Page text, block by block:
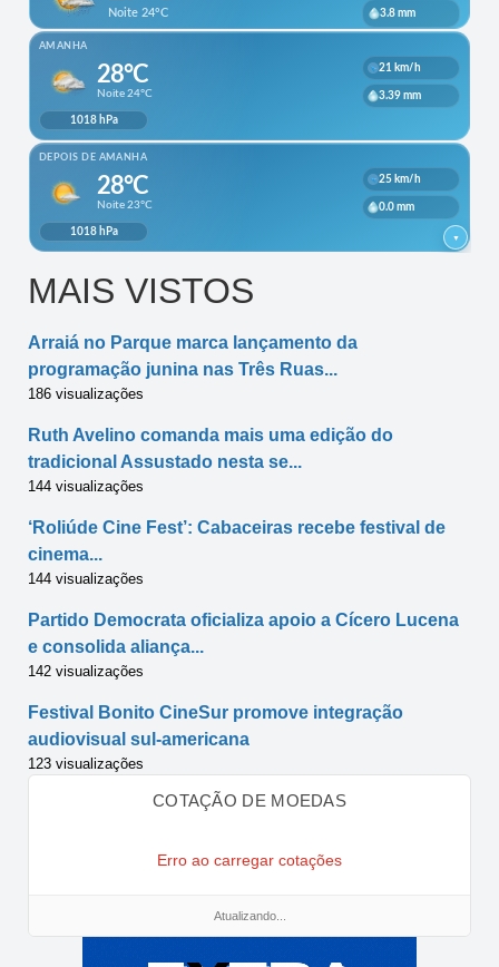
MAIS VISTOS
Arraiá no Parque marca lançamento da
programação junina nas Três Ruas...
186 visualizações
Ruth Avelino comanda mais uma edição do
tradicional Assustado nesta se...
144 visualizações
‘Roliúde Cine Fest’: Cabaceiras recebe festival de
cinema...
144 visualizações
Partido Democrata oficializa apoio a Cícero Lucena
e consolida aliança...
142 visualizações
Festival Bonito CineSur promove integração
audiovisual sul-americana
123 visualizações
COTAÇÃO DE MOEDAS
Erro ao carregar cotações
Atualizando...